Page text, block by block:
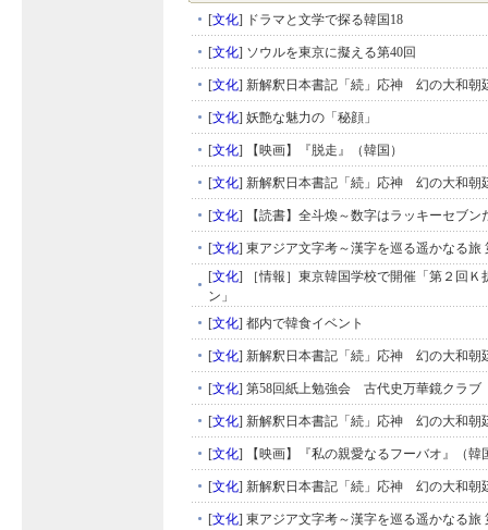
[文化] ドラマと文学で探る韓国18
[文化] ソウルを東京に擬える第40回
[文化] 新解釈日本書記「続」応神 幻の大和
[文化] 妖艶な魅力の「秘顔」
[文化] 【映画】『脱走』（韓国）
[文化] 新解釈日本書記「続」応神 幻の大和
[文化] 【読書】全斗煥～数字はラッキーセブ
[文化] 東アジア文字考～漢字を巡る遥かなる
[文化] ［情報］東京韓国学校で開催「第２回Ｋ
ン」
[文化] 都内で韓食イベント
[文化] 新解釈日本書記「続」応神 幻の大和
[文化] 第58回紙上勉強会 古代史万華鏡クラブ
[文化] 新解釈日本書記「続」応神 幻の大和
[文化] 【映画】『私の親愛なるフーバオ』（韓
[文化] 新解釈日本書記「続」応神 幻の大和
[文化] 東アジア文字考～漢字を巡る遥かなる